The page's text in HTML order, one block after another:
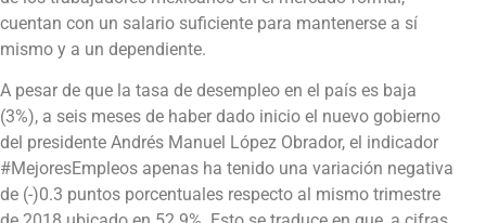
cuentan con un salario suficiente para mantenerse a sí
mismo y a un dependiente.
A pesar de que la tasa de desempleo en el país es baja
(3%), a seis meses de haber dado inicio el nuevo gobierno
del presidente Andrés Manuel López Obrador, el indicador
#MejoresEmpleos apenas ha tenido una variación negativa
de (-)0.3 puntos porcentuales respecto al mismo trimestre